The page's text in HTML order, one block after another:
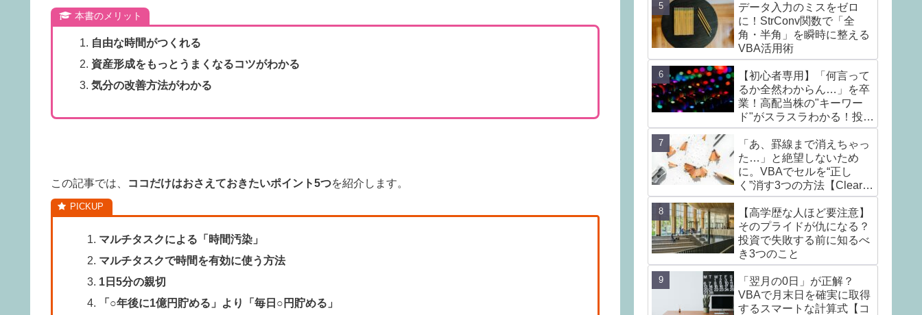
本書のメリット
自由な時間がつくれる
資産形成をもっとうまくなるコツがわかる
気分の改善方法がわかる
この記事では、 ココだけはおさえておきたいポイント5つを紹介します。
マルチタスクによる「時間汚染」
マルチタスクで時間を有効に使う方法
1日5分の親切
「○年後に1億円貯める」より「毎日○円貯める」
データ入力のミスをゼロ
に！StrConv関数で「全
角・半角」を瞬時に整える
VBA活用術
【初心者専用】「何言って
るか全然わからん…」を卒
業！高配当株の"キーワー
ド"がスラスラわかる！投資
の不安を楽しみに変える言
葉7選
「あ、罫線まで消えちゃっ
た…」と絶望しないため
に。VBAでセルを“正し
く”消す3つの方法【Clear /
ClearContents /
ClearFormats】
【高学歴な人ほど要注意】
そのプライドが仇になる？
投資で失敗する前に知るべ
き3つのこと
「翌月の0日」が正解？
VBAで月末日を確実に取得
するスマートな計算式【コ